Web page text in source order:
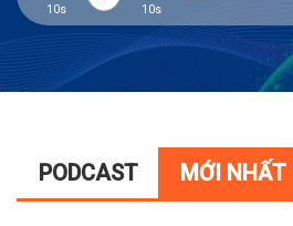
10s 10s
PODCAST MỚI NHẤT